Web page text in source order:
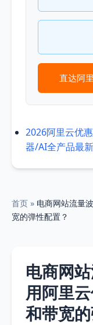
直达阿
2026阿里云优
器/AI全产品最
首页 » 电商网站流量
宽的弹性配置？
电商网
用阿里
和带宽